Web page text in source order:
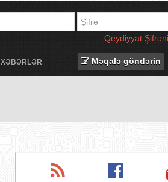
Qeydiyyat
XƏBƏRLƏR Məqalə göndərin